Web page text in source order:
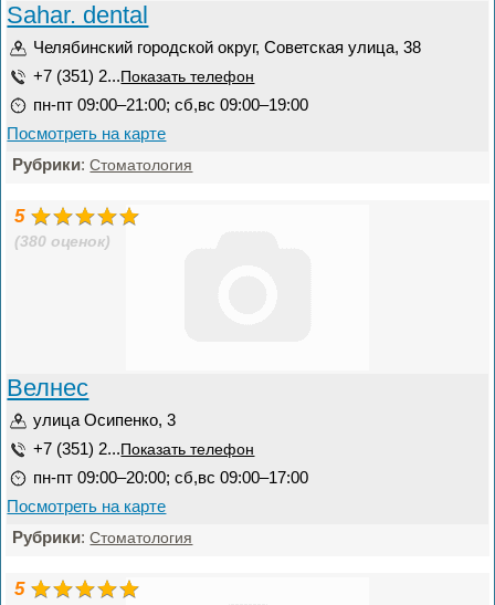
Sahar. dental
Челябинский городской округ, Советская улица, 38
+7 (351) 2... Показать телефон
пн-пт 09:00–21:00; сб,вс 09:00–19:00
Посмотреть на карте
Рубрики:Стоматология
5
(380 оценок)
Велнес
улица Осипенко, 3
+7 (351) 2... Показать телефон
пн-пт 09:00–20:00; сб,вс 09:00–17:00
Посмотреть на карте
Рубрики:Стоматология
5